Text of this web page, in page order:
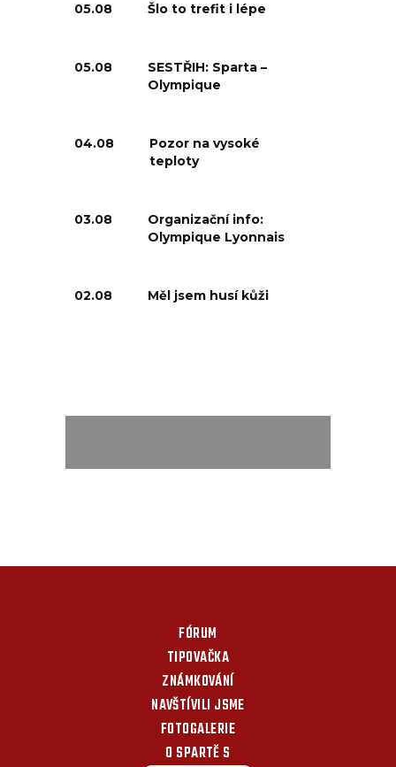
05.08 Šlo to trefit i lépe
05.08
SESTŘIH: Sparta –
Olympique
04.08
Pozor na vysoké
teploty
03.08
Organizační info:
Olympique Lyonnais
02.08 Měl jsem husí kůži
FÓRUM
TIPOVAČKA
ZNÁMKOVÁNÍ
NAVŠTÍVILI JSME
FOTOGALERIE
O SPARTĚ S